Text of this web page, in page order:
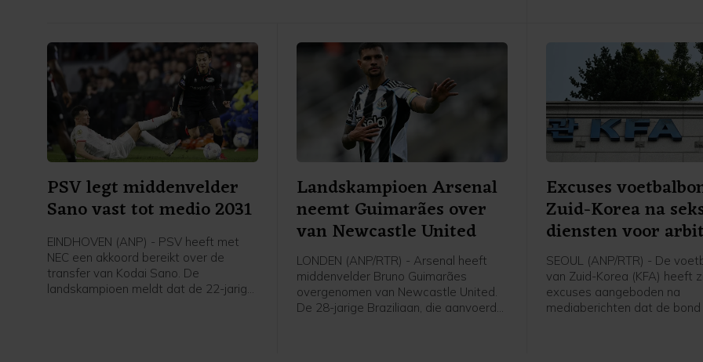
PSV legt middenvelder
Sano vast tot medio 2031
EINDHOVEN (ANP) - PSV heeft met
NEC een akkoord bereikt over de
transfer van Kodai Sano. De
landskampioen meldt dat de 22-jarige
Landskampioen Arsenal
neemt Guimarães over
van Newcastle United
LONDEN (ANP/RTR) - Arsenal heeft
middenvelder Bruno Guimarães
overgenomen van Newcastle United.
De 28-jarige Braziliaan, die aanvoerder
Excuses
Zuid-Korea na
diensten voor
SEOUL (ANP/RTR) - De
van Zuid-Korea (KFA) heeft
excuses aangeboden na
mediaberichten dat de bond